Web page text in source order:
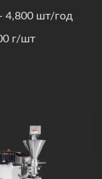
4,800 шт/год
г/шт